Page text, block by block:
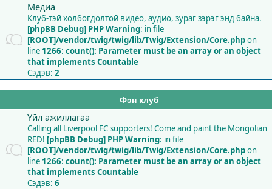
Медиа
Клуб-тэй холбогдолтой видео, аудио, зураг зэрэг энд байна.
[phpBB Debug] PHP Warning: in file
[ROOT]/vendor/twig/twig/lib/Twig/Extension/Core.phpon
line 1266: count(): Parameter must be an array or an object
that implements Countable
Сэдэв: 2
Фэн клуб
Үйл ажиллагаа
Calling all Liverpool FC supporters! Come and paint the Mongolian
RED! [phpBB Debug] PHP Warning: in file
[ROOT]/vendor/twig/twig/lib/Twig/Extension/Core.phpon
line 1266: count(): Parameter must be an array or an object
that implements Countable
Сэдэв: 6